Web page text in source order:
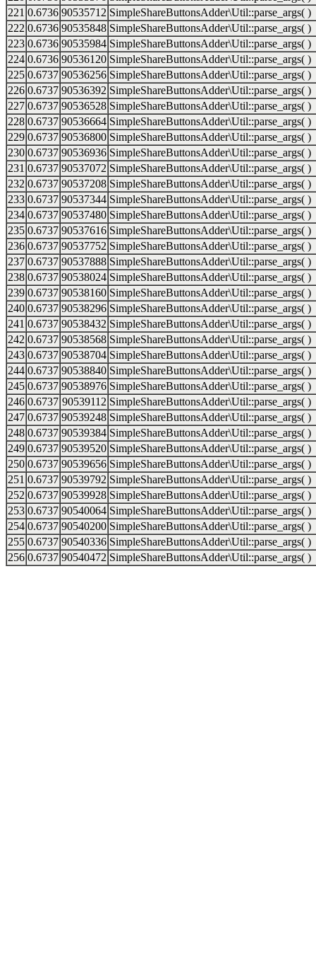
221 0.6736 90535712 SimpleShareButtonsAdder\Util::parse_args( )
222 0.6736 90535848 SimpleShareButtonsAdder\Util::parse_args( )
223 0.6736 90535984 SimpleShareButtonsAdder\Util::parse_args( )
224 0.6736 90536120 SimpleShareButtonsAdder\Util::parse_args( )
225 0.6737 90536256 SimpleShareButtonsAdder\Util::parse_args( )
226 0.6737 90536392 SimpleShareButtonsAdder\Util::parse_args( )
227 0.6737 90536528 SimpleShareButtonsAdder\Util::parse_args( )
228 0.6737 90536664 SimpleShareButtonsAdder\Util::parse_args( )
229 0.6737 90536800 SimpleShareButtonsAdder\Util::parse_args( )
230 0.6737 90536936 SimpleShareButtonsAdder\Util::parse_args( )
231 0.6737 90537072 SimpleShareButtonsAdder\Util::parse_args( )
232 0.6737 90537208 SimpleShareButtonsAdder\Util::parse_args( )
233 0.6737 90537344 SimpleShareButtonsAdder\Util::parse_args( )
234 0.6737 90537480 SimpleShareButtonsAdder\Util::parse_args( )
235 0.6737 90537616 SimpleShareButtonsAdder\Util::parse_args( )
236 0.6737 90537752 SimpleShareButtonsAdder\Util::parse_args( )
237 0.6737 90537888 SimpleShareButtonsAdder\Util::parse_args( )
238 0.6737 90538024 SimpleShareButtonsAdder\Util::parse_args( )
239 0.6737 90538160 SimpleShareButtonsAdder\Util::parse_args( )
240 0.6737 90538296 SimpleShareButtonsAdder\Util::parse_args( )
241 0.6737 90538432 SimpleShareButtonsAdder\Util::parse_args( )
242 0.6737 90538568 SimpleShareButtonsAdder\Util::parse_args( )
243 0.6737 90538704 SimpleShareButtonsAdder\Util::parse_args( )
244 0.6737 90538840 SimpleShareButtonsAdder\Util::parse_args( )
245 0.6737 90538976 SimpleShareButtonsAdder\Util::parse_args( )
246 0.6737 90539112 SimpleShareButtonsAdder\Util::parse_args( )
247 0.6737 90539248 SimpleShareButtonsAdder\Util::parse_args( )
248 0.6737 90539384 SimpleShareButtonsAdder\Util::parse_args( )
249 0.6737 90539520 SimpleShareButtonsAdder\Util::parse_args( )
250 0.6737 90539656 SimpleShareButtonsAdder\Util::parse_args( )
251 0.6737 90539792 SimpleShareButtonsAdder\Util::parse_args( )
252 0.6737 90539928 SimpleShareButtonsAdder\Util::parse_args( )
253 0.6737 90540064 SimpleShareButtonsAdder\Util::parse_args( )
254 0.6737 90540200 SimpleShareButtonsAdder\Util::parse_args( )
255 0.6737 90540336 SimpleShareButtonsAdder\Util::parse_args( )
256 0.6737 90540472 SimpleShareButtonsAdder\Util::parse_args( )